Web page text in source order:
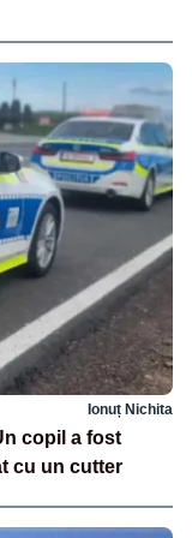
Ionuț Nichita
copil a fost
cu un cutter